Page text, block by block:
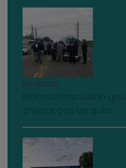
04/08/2026